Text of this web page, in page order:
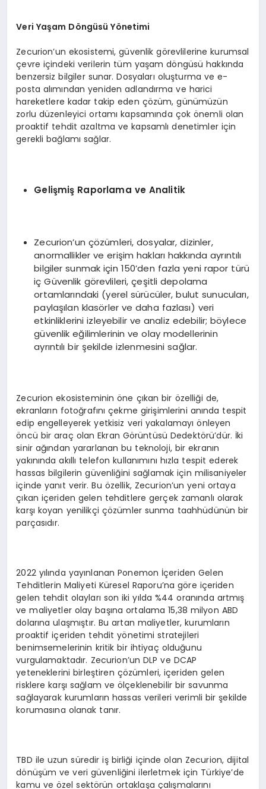
Veri Yaşam Döngüsü Yönetimi
Zecurion’un ekosistemi, güvenlik görevlilerine kurumsal
çevre içindeki verilerin tüm yaşam döngüsü hakkında
benzersiz bilgiler sunar. Dosyaları oluşturma ve e-
posta alımından yeniden adlandırma ve harici
hareketlere kadar takip eden çözüm, günümüzün
zorlu düzenleyici ortamı kapsamında çok önemli olan
proaktif tehdit azaltma ve kapsamlı denetimler için
gerekli bağlamı sağlar.
Gelişmiş Raporlama ve Analitik
Zecurion’un çözümleri, dosyalar, dizinler,
anormallikler ve erişim hakları hakkında ayrıntılı
bilgiler sunmak için 150’den fazla yeni rapor türü
iç Güvenlik görevlileri, çeşitli depolama
ortamlarındaki (yerel sürücüler, bulut sunucuları,
paylaşılan klasörler ve daha fazlası) veri
etkinliklerini izleyebilir ve analiz edebilir; böylece
güvenlik eğilimlerinin ve olay modellerinin
ayrıntılı bir şekilde izlenmesini sağlar.
Zecurion ekosisteminin öne çıkan bir özelliği de,
ekranların fotoğrafını çekme girişimlerini anında tespit
edip engelleyerek yetkisiz veri yakalamayı önleyen
öncü bir araç olan Ekran Görüntüsü Dedektörü’dür. İki
sinir ağından yararlanan bu teknoloji, bir ekranın
yakınında akıllı telefon kullanımını hızla tespit ederek
hassas bilgilerin güvenliğini sağlamak için milisaniyeler
içinde yanıt verir. Bu özellik, Zecurion’un yeni ortaya
çıkan içeriden gelen tehditlere gerçek zamanlı olarak
karşı koyan yenilikçi çözümler sunma taahhüdünün bir
parçasıdır.
2022 yılında yayınlanan Ponemon İçeriden Gelen
Tehditlerin Maliyeti Küresel Raporu’na göre içeriden
gelen tehdit olayları son iki yılda %44 oranında artmış
ve maliyetler olay başına ortalama 15,38 milyon ABD
dolarına ulaşmıştır. Bu artan maliyetler, kurumların
proaktif içeriden tehdit yönetimi stratejileri
benimsemelerinin kritik bir ihtiyaç olduğunu
vurgulamaktadır. Zecurion’un DLP ve DCAP
yeteneklerini birleştiren çözümleri, içeriden gelen
risklere karşı sağlam ve ölçeklenebilir bir savunma
sağlayarak kurumların hassas verileri verimli bir şekilde
korumasına olanak tanır.
TBD ile uzun süredir iş birliği içinde olan Zecurion, dijital
dönüşüm ve veri güvenliğini ilerletmek için Türkiye’de
kamu ve özel sektörün ortaklaşa çalışmalarını